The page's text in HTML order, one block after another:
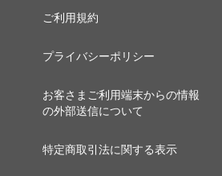
ご利用規約
プライバシーポリシー
お客さまご利用端末からの情報
の外部送信について
特定商取引法に関する表示